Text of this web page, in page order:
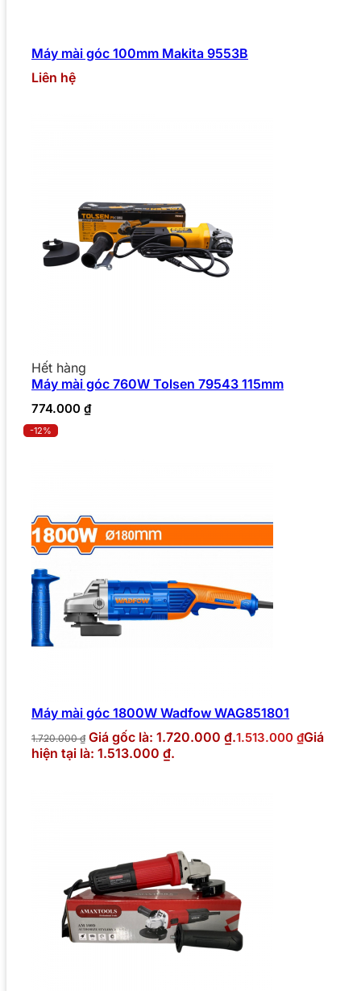
Máy mài góc 100mm Makita 9553B
Liên hệ
Hết hàng
Máy mài góc 760W Tolsen 79543 115mm
774.000 ₫
-12%
Máy mài góc 1800W Wadfow WAG851801
1.720.000₫ Giá gốc là: 1.720.000 ₫.1.513.000 ₫Giá
hiện tại là: 1.513.000 ₫.